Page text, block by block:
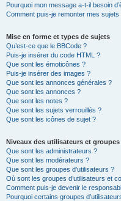
Pourquoi mon message a-t-il besoin
Comment puis-je remonter mes sujets
Mise en forme et types de sujets
Qu’est-ce que le BBCode ?
Puis-je insérer du code HTML ?
Que sont les émoticônes ?
Puis-je insérer des images ?
Que sont les annonces générales ?
Que sont les annonces ?
Que sont les notes ?
Que sont les sujets verrouillés ?
Que sont les icônes de sujet ?
Niveaux des utilisateurs et groupes
Que sont les administrateurs ?
Que sont les modérateurs ?
Que sont les groupes d’utilisateurs ?
Où sont les groupes d’utilisateurs et
Comment puis-je devenir le
Pourquoi certains groupes